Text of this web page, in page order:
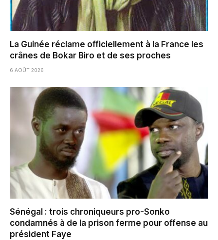
La Guinée réclame officiellement à la France les
crânes de Bokar Biro et de ses proches
6 AOÛT 2026
Sénégal : trois chroniqueurs pro-Sonko
condamnés à de la prison ferme pour offense au
président Faye